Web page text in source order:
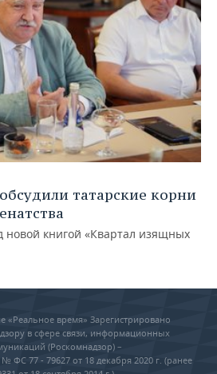
татарские корни
новой книгой «Квартал изящных
«Реальное время» Зарегистрировано
в сфере связи, информационных
(Роскомнадзор) –
ФС 77 - 79627 от 18 декабря 2020 г. (ранее